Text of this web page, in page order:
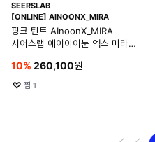
SEERSLAB
[ONLINE] AINOONX_MIRA
핑크 틴트 AInoonX_MIRA
시어스랩 에이아이눈 엑스 미라
10% 260,100원
찜 1